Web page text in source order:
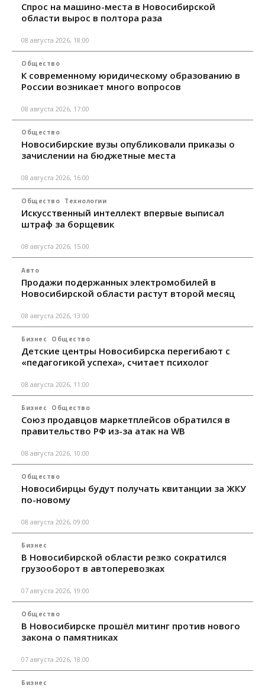
Спрос на машино-места в Новосибирской
области вырос в полтора раза
08 августа 2026, 18:00
Общество
К современному юридическому образованию в
России возникает много вопросов
08 августа 2026, 17:00
Общество
Новосибирские вузы опубликовали приказы о
зачислении на бюджетные места
08 августа 2026, 16:00
Общество Технологии
Искусственный интеллект впервые выписал
штраф за борщевик
08 августа 2026, 15:00
Авто
Продажи подержанных электромобилей в
Новосибирской области растут второй месяц
08 августа 2026, 13:00
Бизнес Общество
Детские центры Новосибирска перегибают с
«педагогикой успеха», считает психолог
08 августа 2026, 11:00
Бизнес Общество
Союз продавцов маркетплейсов обратился в
правительство РФ из-за атак на WB
08 августа 2026, 10:00
Общество
Новосибирцы будут получать квитанции за ЖКУ
по-новому
08 августа 2026, 09:00
Бизнес
В Новосибирской области резко сократился
грузооборот в автоперевозках
07 августа 2026, 19:00
Общество
В Новосибирске прошёл митинг против нового
закона о памятниках
07 августа 2026, 18:00
Бизнес